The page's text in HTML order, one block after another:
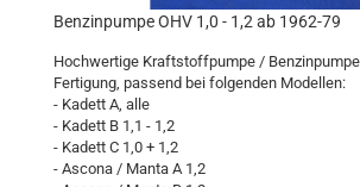
Benzinpumpe OHV 1,0 - 1,2 ab 1962-79
Hochwertige Kraftstoffpumpe /
Fertigung, passend bei folgenden Modellen:
- Kadett A, alle
- Kadett B 1,1 - 1,2
- Kadett C 1,0 + 1,2
- Ascona / Manta A 1,2